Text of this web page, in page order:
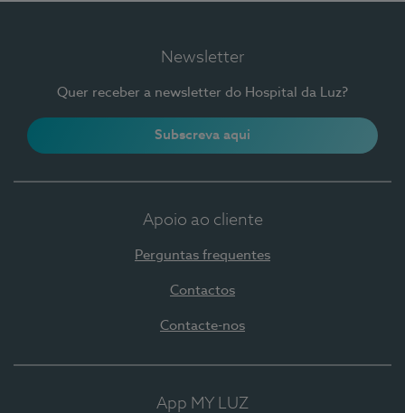
Newsletter
Quer receber a newsletter do Hospital da Luz?
Subscreva aqui
Apoio ao cliente
Perguntas frequentes
Contactos
Contacte-nos
App MY LUZ